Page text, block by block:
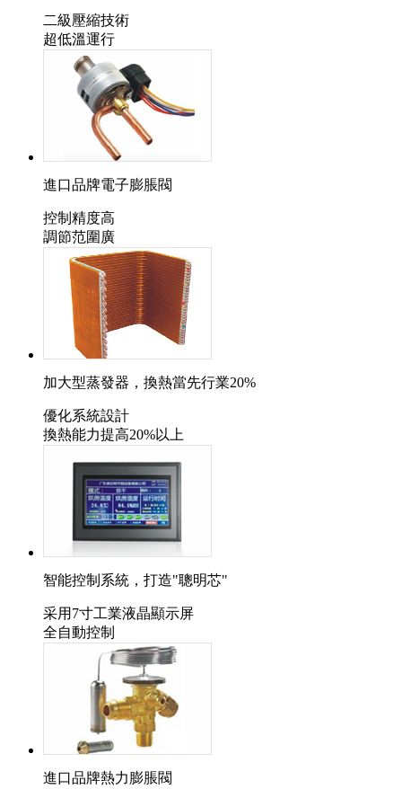
二級壓縮技術
超低溫運行
進口品牌電子膨脹閥
控制精度高
調節范圍廣
加大型蒸發器，換熱當先行業20%
優化系統設計
換熱能力提高20%以上
智能控制系統，打造"聰明芯"
采用7寸工業液晶顯示屏
全自動控制
進口品牌熱力膨脹閥